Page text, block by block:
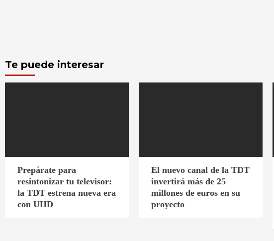
Te puede interesar
Prepárate para
resintonizar tu televisor:
la TDT estrena nueva era
con UHD
El nuevo canal de la TDT
invertirá más de 25
millones de euros en su
proyecto